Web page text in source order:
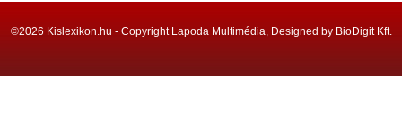
©2026 Kislexikon.hu - Copyright Lapoda Multimédia, Designed by BioDigit Kft.